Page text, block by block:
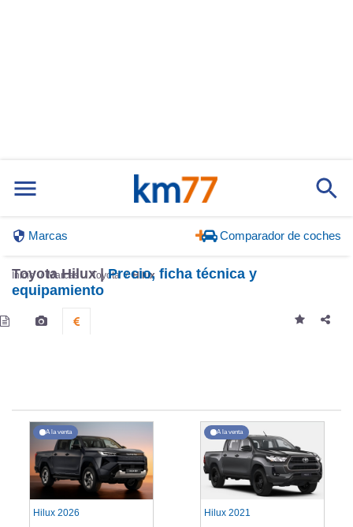
Marcas Comparador de coches
Inicio Marcas Toyota Hilux
Toyota Hilux |Precio, ficha técnica y
equipamiento
A la venta
Hilux 2026
A la venta
Hilux 2021